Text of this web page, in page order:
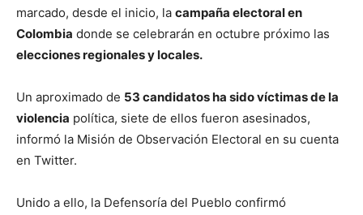
marcado, desde el inicio, la campaña electoral en
Colombia donde se celebrarán en octubre próximo las
elecciones regionales y locales.
Un aproximado de 53 candidatos ha sido víctimas de la
violencia política, siete de ellos fueron asesinados,
informó la Misión de Observación Electoral en su cuenta
en Twitter.
Unido a ello, la Defensoría del Pueblo confirmó